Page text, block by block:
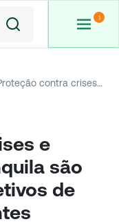
Proteção contra crises e aposentadoria tranquila são dois principais objetivos de investidores iniciantes
e
são
de